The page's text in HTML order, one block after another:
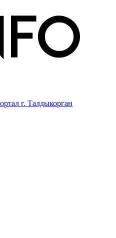
г. Талдыкорган